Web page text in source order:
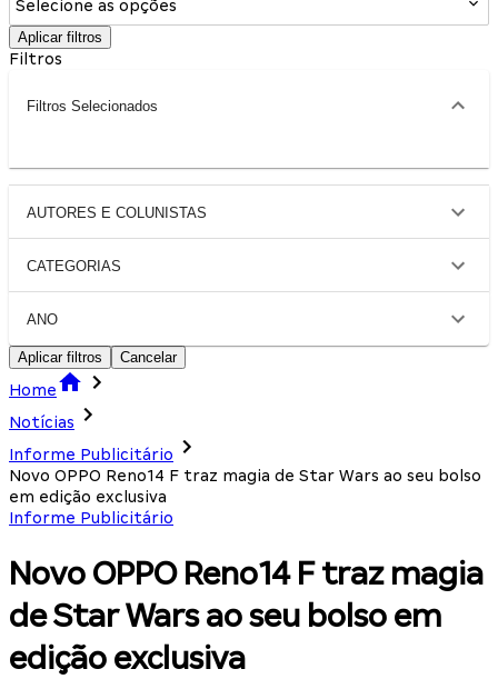
Selecione as opções
Aplicar filtros
Filtros
Filtros Selecionados
AUTORES E COLUNISTAS
CATEGORIAS
ANO
Aplicar filtros Cancelar
Home
Notícias
Informe Publicitário
Novo OPPO Reno14 F traz magia de Star Wars ao seu bolso
em edição exclusiva
Informe Publicitário
Novo OPPO Reno14 F traz magia
de Star Wars ao seu bolso em
edição exclusiva